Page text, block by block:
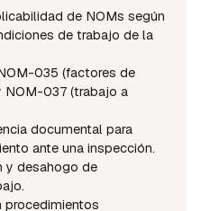
de NOMs según
de trabajo de la
035 (factores de
037 (trabajo a
documental para
ante una inspección.
y desahogo de
procedimientos